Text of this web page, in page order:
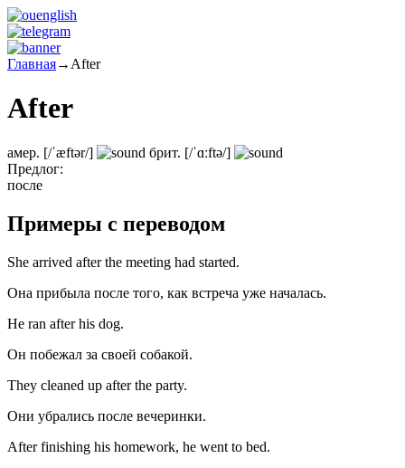
Главная→ After
After
амер. [/ˈæftər/] брит. [/ˈɑːftə/]
Предлог:
после
Примеры с переводом
She arrived after the meeting had started.
Она прибыла после того, как встреча уже началась.
He ran after his dog.
Он побежал за своей собакой.
They cleaned up after the party.
Они убрались после вечеринки.
After finishing his homework, he went to bed.